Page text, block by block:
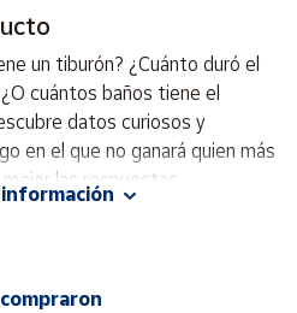
un tiburón? ¿Cuánto duró el
cuántos baños tiene el
datos curiosos y
en el que no ganará quien más
las respuestas.